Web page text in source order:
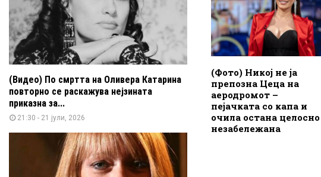
(Фото) Никој не ја
препозна Цеца на
аеродромот –
пејачката со капа и
очила остана целосно
незабележана
(Видео) По смртта на Оливера Катарина
повторно се раскажува нејзината
приказна за...
21:30 - 21 јули, 2026